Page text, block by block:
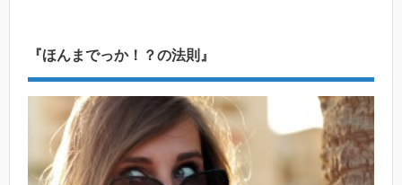
『ほんまでっか！？の法則』